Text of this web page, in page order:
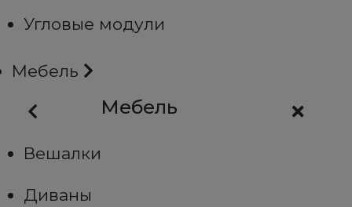
Угловые модули
Мебель
Мебель
Вешалки
Диваны